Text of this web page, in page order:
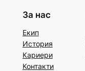
За нас
Екип
История
Кариери
Контакти